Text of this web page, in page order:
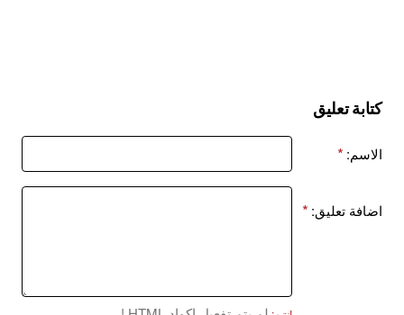
كتابة تعليق
الاسم:
اضافة تعليق: